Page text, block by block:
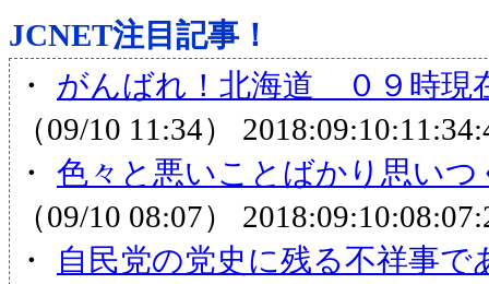
JCNET注目記事！
・ がんばれ！北海道 ０９時現
（09/10 11:34）
・ 色々と悪いことばかり思い
（09/10 08:07）
・
自民党の党史に残る不祥事で